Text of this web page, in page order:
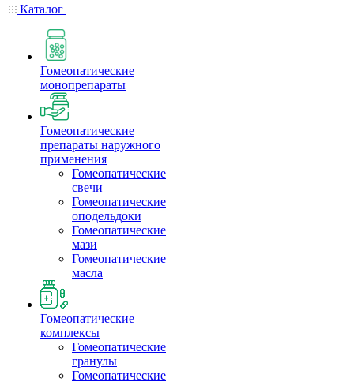
Каталог
Гомеопатические
монопрепараты
Гомеопатические
препараты наружного
применения
Гомеопатические
свечи
Гомеопатические
оподельдоки
Гомеопатические
мази
Гомеопатические
масла
Гомеопатические
комплексы
Гомеопатические
гранулы
Гомеопатические